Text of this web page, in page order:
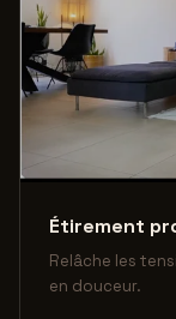
Étirement
Relâche les
en douceur.